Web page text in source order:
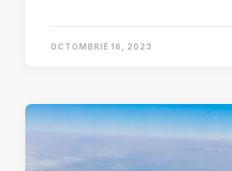
OCTOMBRIE 16, 2023